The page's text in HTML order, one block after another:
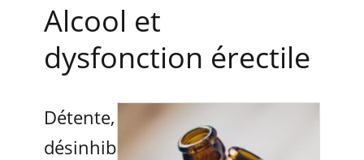
Alcool et
dysfonction érectile
Détente,
désinhib